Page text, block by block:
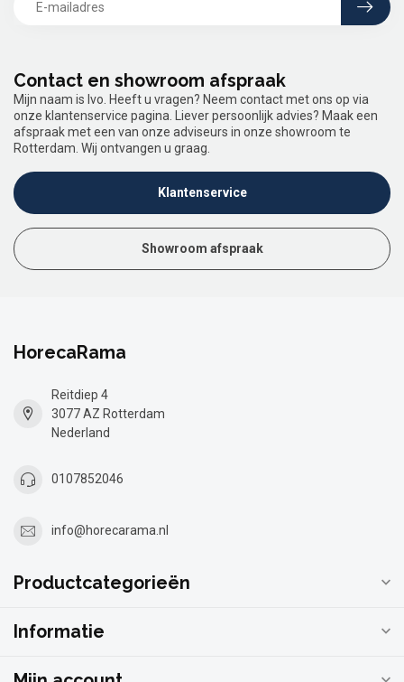
Contact en showroom afspraak
Mijn naam is Ivo. Heeft u vragen? Neem contact met ons op via
onze klantenservice pagina. Liever persoonlijk advies? Maak een
afspraak met een van onze adviseurs in onze showroom te
Rotterdam. Wij ontvangen u graag.
Klantenservice
Showroom afspraak
HorecaRama
Reitdiep 4
3077 AZ Rotterdam
Nederland
0107852046
info@horecarama.nl
Productcategorieën
Informatie